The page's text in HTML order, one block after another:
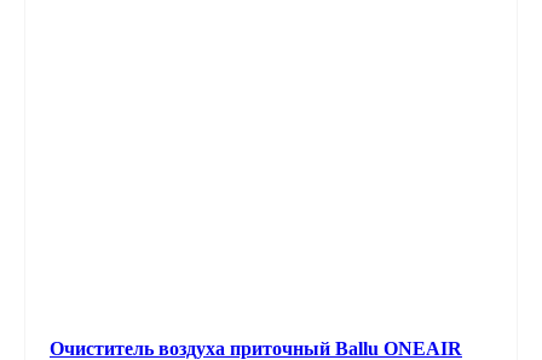
Очиститель воздуха приточный Ballu ONEAIR